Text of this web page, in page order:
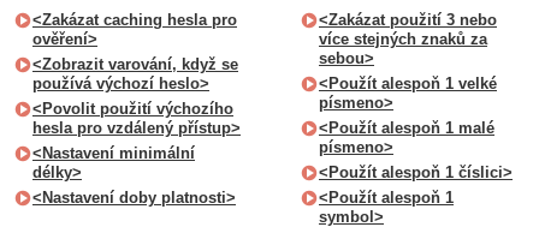
<Zakázat caching hesla pro
ověření>
<Zobrazit varování, když se
používá výchozí heslo>
<Povolit použití výchozího
hesla pro vzdálený přístup>
<Nastavení minimální
délky>
<Nastavení doby platnosti>
<Zakázat použití 3 nebo
více stejných znaků za
sebou>
<Použít alespoň 1 velké
písmeno>
<Použít alespoň 1 malé
písmeno>
<Použít alespoň 1 číslici>
<Použít alespoň 1
symbol>